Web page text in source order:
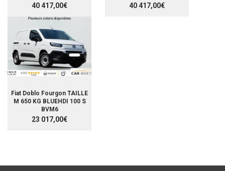
40 417,00€ 40 417,00€
Fiat Doblo Fourgon TAILLE
M 650 KG BLUEHDI 100 S
BVM6
23 017,00€